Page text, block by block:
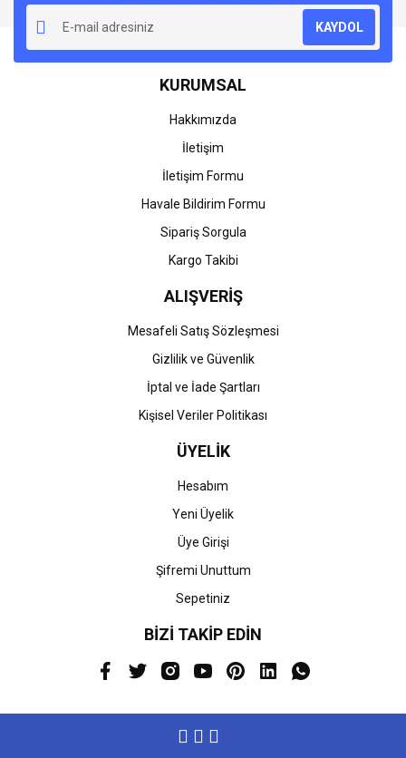
Ürün resmi kalitesiz, bozuk veya görüntülenemiyor.
Ürün açıklamasında eksik bilgiler bulunuyor.
Ürün bilgilerinde hatalar bulunuyor.
Ürün fiyatı diğer sitelerden daha pahalı.
Gönder
KAYDOL
KURUMSAL
Hakkımızda
İletişim
İletişim Formu
Havale Bildirim Formu
Sipariş Sorgula
Kargo Takibi
ALIŞVERİŞ
Mesafeli Satış Sözleşmesi
Gizlilik ve Güvenlik
İptal ve İade Şartları
Kişisel Veriler Politikası
ÜYELİK
Hesabım
Yeni Üyelik
Üye Girişi
Şifremi Unuttum
Sepetiniz
BİZİ TAKİP EDİN